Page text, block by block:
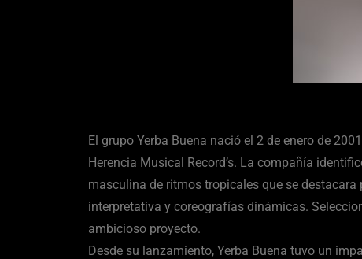
El grupo Yerba Buena nació el 2 de enero de
Herencia Musical Record’s. La compañía
masculina de ritmos tropicales que se
interpretativa y coreografías dinámicas.
ambicioso proyecto.
Desde su lanzamiento, Yerba Buena tuvo un